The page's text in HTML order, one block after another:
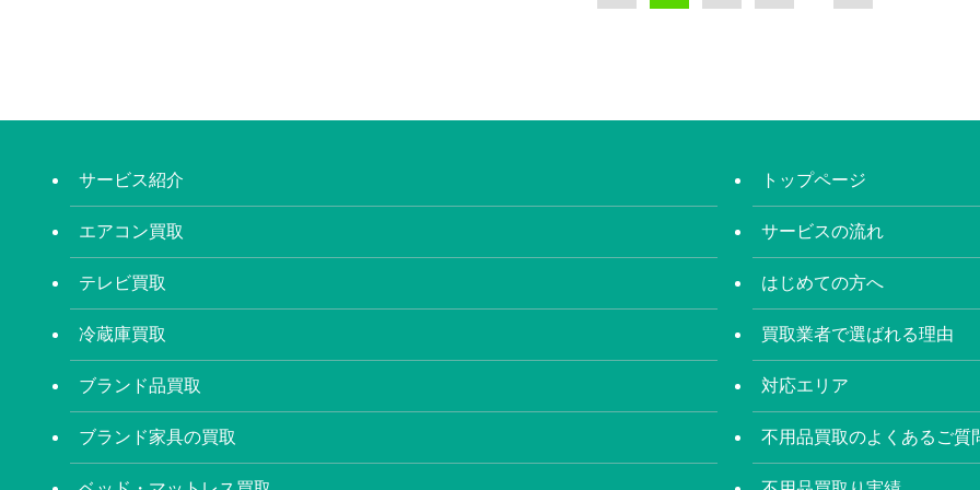
サービス紹介
エアコン買取
テレビ買取
冷蔵庫買取
ブランド品買取
ブランド家具の買取
トップページ
サービスの流れ
はじめての方へ
買取業者で選ばれる理由
対応エリア
不用品買取のよくあるご質